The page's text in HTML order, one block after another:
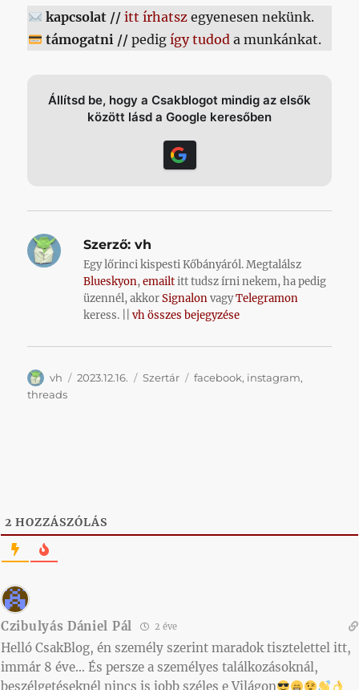
kapcsolat // itt írhatszegyenesen nekünk.
támogatni //pedig így tudoda munkánkat.
Állítsd be, hogy a Csakblogot mindig az elsők
között lásd a Google keresőben
Szerző: vh
Egy lőrinci kispesti Kőbányáról. Megtalálsz
Blueskyon,emailtitt tudsz írni nekem, ha pedig
üzennél, akkorSignalonvagyTelegramon
keress. ||vh összes bejegyzése
Szerző
vh Közzétéve
2023.12.16. Kategória
Szertár Címke
facebook, instagram,
threads
2 HOZZÁSZÓLÁS
Czibulyás Dániel Pál 2 éve
Helló CsakBlog, én személy szerint maradok tisztelettel itt,
immár 8 éve… És persze a személyes találkozásoknál,
beszélgetéseknél nincs is jobb széles e Világon